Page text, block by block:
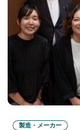
製造・メーカー